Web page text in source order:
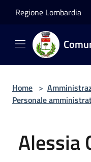
Regione Lombardia
Home >
Personale
Alessia